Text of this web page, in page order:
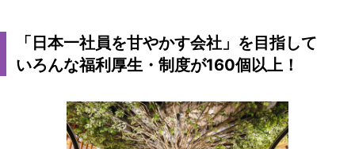
「日本一社員を甘やかす会社」を目指して
いろんな福利厚生・制度が160個以上！